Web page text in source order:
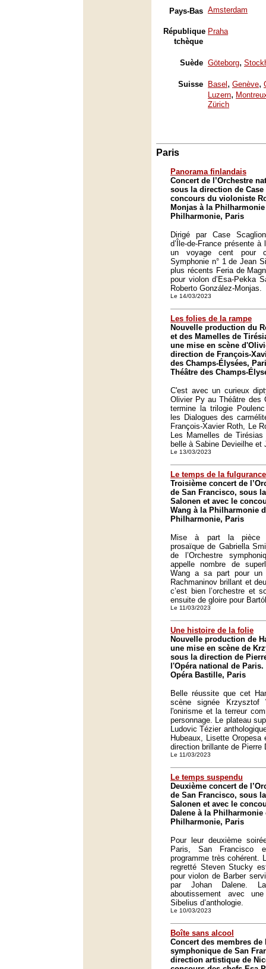
Pays-Bas Amsterdam
République
tchèque
Praha
Suède Göteborg,
Suisse Basel , Genève,
Luzern,
Zürich
Paris
Panorama finlandais
Concert de l’Orchestre
sous la direction de
concours du violoniste
Monjas à la
Philharmonie, Paris
Dirigé par Case
d’Île-de-France présente
un voyage cent pour
Symphonie n° 1 de Jean
plus récents Feria de
pour violon d’Esa-Pekka
Roberto González-Monjas.
Le 14/03/2023
Les folies de la rampe
Nouvelle production du
et des Mamelles de
une mise en scène
direction de François-
des Champs-Élysées,
Théâtre des Champs-
C'est avec un curieux
Olivier Py au Théâtre des
termine la trilogie
les Dialogues des
François-Xavier Roth, Le
Les Mamelles de
belle à Sabine Devieilhe et
Le 13/03/2023
Le temps de la fulgurance
Troisième concert de
de San Francisco, sous
Salonen et avec le
Wang à la Philharmonie
Philharmonie, Paris
Mise à part la pièce
prosaïque de Gabriella
de l’Orchestre
appelle nombre de
Wang a sa part pour un
Rachmaninov brillant et
c’est bien l’orchestre et
ensuite de gloire pour
Le 11/03/2023
Une histoire de la folie
Nouvelle production de
une mise en scène de
sous la direction de
l'Opéra national de Paris.
Opéra Bastille, Paris
Belle réussite que cet
scène signée Krzysztof
l'onirisme et la terreur
personnage. Le plateau
Ludovic Tézier
Hubeaux, Lisette
direction brillante de Pierre
Le 11/03/2023
Le temps suspendu
Deuxième concert de
de San Francisco, sous
Salonen et avec le
Dalene à la Philharmonie
Philharmonie, Paris
Pour leur deuxième
Paris, San Francisco
programme très cohérent.
regretté Steven Stucky
pour violon de Barber
par Johan Dalene.
aboutissement avec
Sibelius d’anthologie.
Le 10/03/2023
Boîte sans alcool
Concert des membres de
symphonique de San
direction artistique de